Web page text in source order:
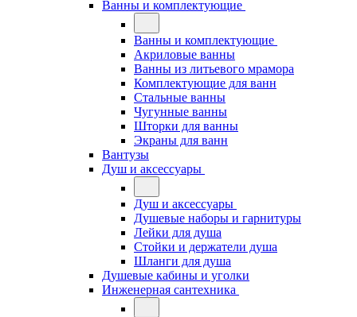
Ванны и комплектующие
Ванны и комплектующие
Акриловые ванны
Ванны из литьевого мрамора
Комплектующие для ванн
Стальные ванны
Чугунные ванны
Шторки для ванны
Экраны для ванн
Вантузы
Душ и аксессуары
Душ и аксессуары
Душевые наборы и гарнитуры
Лейки для душа
Стойки и держатели душа
Шланги для душа
Душевые кабины и уголки
Инженерная сантехника